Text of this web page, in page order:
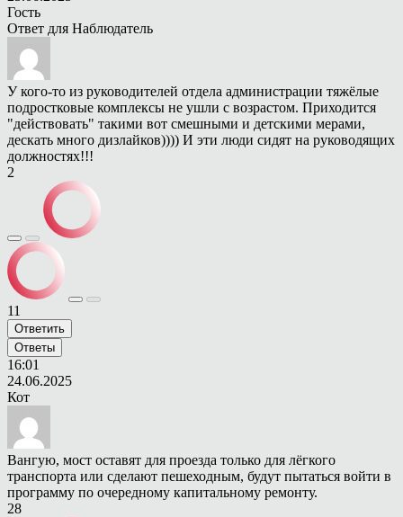
Гость
Ответ для Наблюдатель
У кого-то из руководителей отдела администрации тяжёлые
подростковые комплексы не ушли с возрастом. Приходится
"действовать" такими вот смешными и детскими мерами,
дескать много дизлайков)))) И эти люди сидят на руководящих
должностях!!!
2
11
Ответить
Ответы
16:01
24.06.2025
Кот
Вангую, мост оставят для проезда только для лёгкого
транспорта или сделают пешеходным, будут пытаться войти в
программу по очередному капитальному ремонту.
28